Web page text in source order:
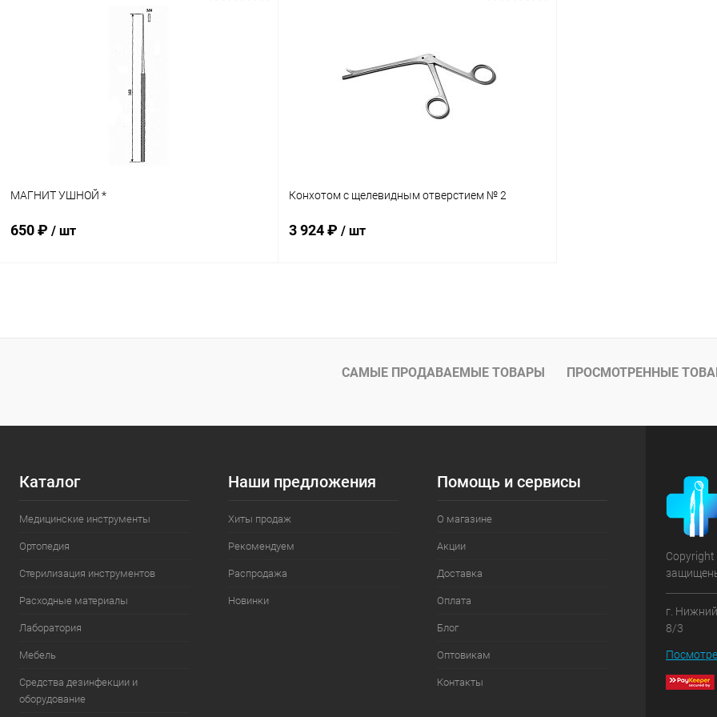
В корзину
В избранное В наличии
МАГНИТ УШНОЙ *
650 ₽ / шт
Купить в 1 клик Сравнение
Конхотом с щелевидным отверстием № 2
3 924 ₽ / шт
Купить в 1 клик Сравнение
В избранное В наличии
САМЫЕ ПРОДАВАЕМЫЕ ТОВАРЫ ПРОСМОТРЕННЫЕ
Каталог
Медицинские инструменты
Ортопедия
Стерилизация инструментов
Расходные материалы
Лаборатория
Мебель
Средства дезинфекции и
оборудование
Наши предложения
Хиты продаж
Рекомендуем
Распродажа
Новинки
Помощь и сервисы
О магазине
Акции
Доставка
Оплата
Блог
Оптовикам
Контакты
г.
8/3